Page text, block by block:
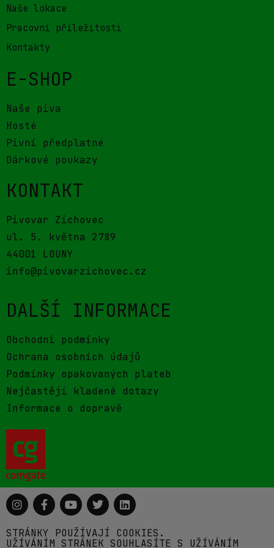
Naše lokace
Pracovní příležitosti
Kontakty
E-SHOP
Naše piva
Hosté
Pivní předplatné
Dárkové poukazy
KONTAKT
Pivovar Zichovec
ul. 5. května 2789
44001 LOUNY
info@pivovarzichovec.cz
DALŠÍ INFORMACE
Obchodní podmínky
Ochrana osobních údajů
Podmínky opakovaných plateb
Nejčastěji kladené dotazy
Informace o dopravě
STRÁNKY POUŽÍVAJÍ COOKIES.
UŽÍVÁNÍM STRÁNEK SOUHLASÍTE S UŽÍVÁNÍM